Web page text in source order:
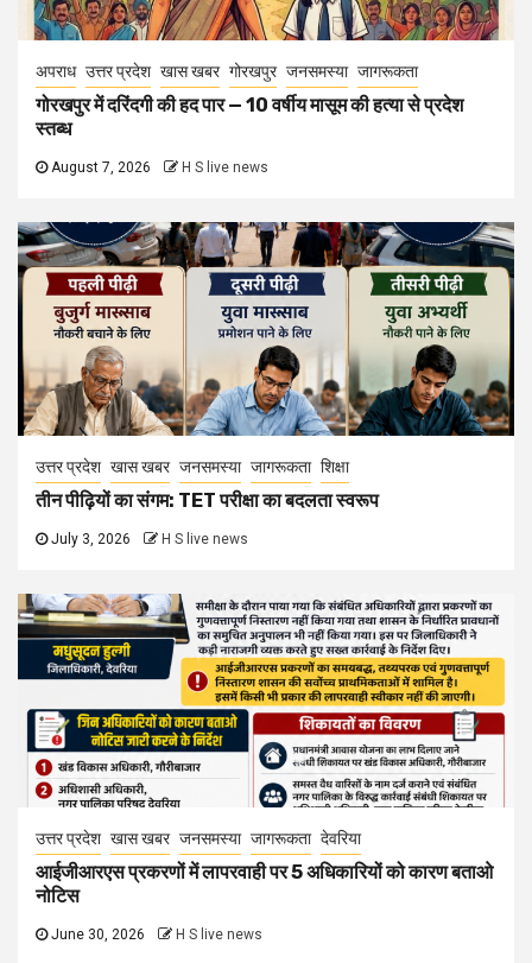
अपराध उत्तर प्रदेश खास खबर गोरखपुर जनसमस्या जागरूकता
गोरखपुर में दरिंदगी की हद पार — 10 वर्षीय मासूम की हत्या से प्रदेश
स्तब्ध
August 7, 2026 H S live news
उत्तर प्रदेश खास खबर जनसमस्या जागरूकता शिक्षा
तीन पीढ़ियों का संगम: TET परीक्षा का बदलता स्वरूप
July 3, 2026 H S live news
उत्तर प्रदेश खास खबर जनसमस्या जागरूकता देवरिया
आईजीआरएस प्रकरणों में लापरवाही पर 5 अधिकारियों को कारण बताओ
नोटिस
June 30, 2026 H S live news